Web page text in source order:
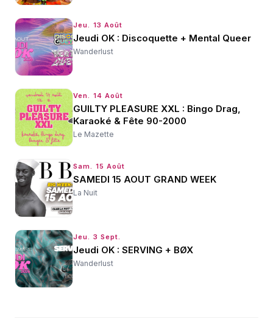
Jeu. 13 Août
Jeudi OK : Discoquette + Mental Queer
Wanderlust
Ven. 14 Août
GUILTY PLEASURE XXL : Bingo Drag,
Karaoké & Fête 90-2000
Le Mazette
Sam. 15 Août
SAMEDI 15 AOUT GRAND WEEK
La Nuit
Jeu. 3 Sept.
Jeudi OK : SERVING + BØX
Wanderlust